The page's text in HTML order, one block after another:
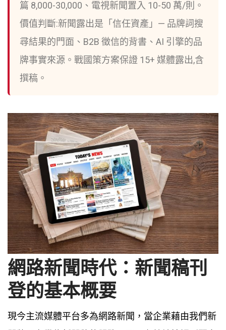
篇 8,000-30,000、電視新聞置入 10-50 萬/則。
價值判斷:新聞露出是「信任資產」— 品牌詞搜
尋結果的門面、B2B 徵信的背書、AI 引擎的品
牌事實來源。戰國策方案保證 15+ 媒體露出,含
撰稿。
網路新聞時代：新聞稿刊
登的基本概要
現今主流媒體平台多為網路新聞，當企業藉由我們新